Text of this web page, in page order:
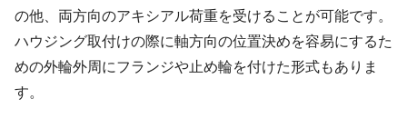
の他、両方向のアキシアル荷重を受けることが可能です。
ハウジング取付けの際に軸方向の位置決めを容易にするた
めの外輪外周にフランジや止め輪を付けた形式もありま
す。